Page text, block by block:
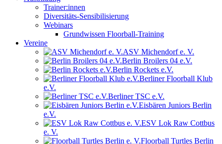
Trainer:innen
Diversitäts-Sensibilisierung
Webinars
Grundwissen Floorball-Training
Vereine
ASV Michendorf e. V.
Berlin Broilers 04 e.V.
Berlin Rockets e.V.
Berliner Floorball Klub
e.V.
Berliner TSC e.V.
Eisbären Juniors Berlin
e.V.
ESV Lok Raw Cottbus
e. V.
Floorball Turtles Berlin